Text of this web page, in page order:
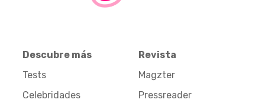
Descubre más
Tests
Celebridades
Revista
Magzter
Pressreader